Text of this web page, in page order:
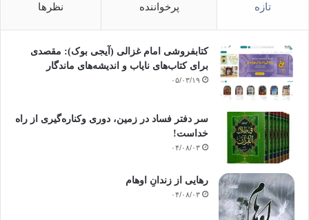
تازه پرخواننده نظرها
کتابفروشی امام غزالی (آیجی بوک): مقصدی
برای کتاب‌های نایاب و اندیشه‌های ماندگار
۰۵/۰۳/۱۹
سر دفتر فساد در زمین‌، دوری وکناره‌گیری از راه
خداست‌!
۰۴/۰۸/۰۳
رهایی از زندانِ اوهام
۰۴/۰۸/۰۳